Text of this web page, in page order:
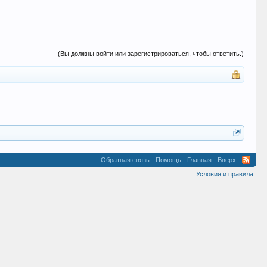
(Вы должны войти или зарегистрироваться, чтобы ответить.)
Обратная связь Помощь Главная
Вверх
Условия и правила